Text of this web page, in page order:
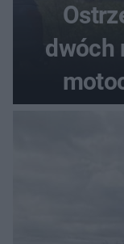
dwóch